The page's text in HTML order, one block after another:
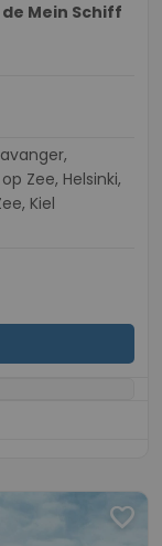
Mein Schiff
Zee, Helsinki,
Kiel
favorite